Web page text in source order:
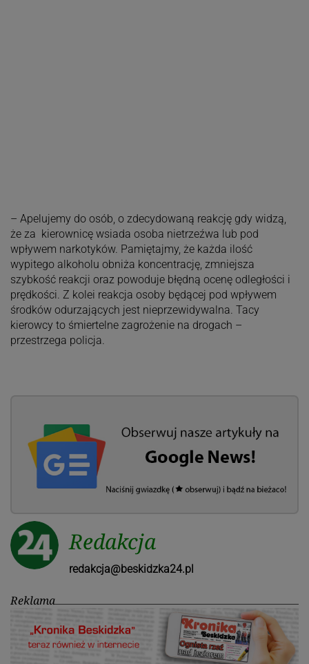
– Apelujemy do osób, o zdecydowaną reakcję gdy widzą,
że za kierownicę wsiada osoba nietrzeźwa lub pod
wpływem narkotyków. Pamiętajmy, że każda ilość
wypitego alkoholu obniża koncentrację, zmniejsza
szybkość reakcji oraz powoduje błędną ocenę odległości i
prędkości. Z kolei reakcja osoby będącej pod wpływem
środków odurzających jest nieprzewidywalna. Tacy
kierowcy to śmiertelne zagrożenie na drogach –
przestrzega policja.
Redakcja
redakcja@beskidzka24.pl
Reklama